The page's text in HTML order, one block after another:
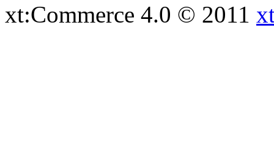
xt:Commerce 4.0 © 2011